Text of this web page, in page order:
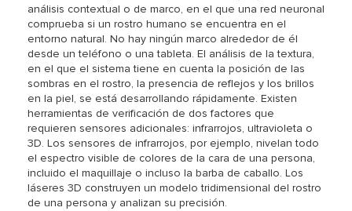
análisis contextual o de marco, en el que una red neuronal
comprueba si un rostro humano se encuentra en el
entorno natural. No hay ningún marco alrededor de él
desde un teléfono o una tableta. El análisis de la textura,
en el que el sistema tiene en cuenta la posición de las
sombras en el rostro, la presencia de reflejos y los brillos
en la piel, se está desarrollando rápidamente. Existen
herramientas de verificación de dos factores que
requieren sensores adicionales: infrarrojos, ultravioleta o
3D. Los sensores de infrarrojos, por ejemplo, nivelan todo
el espectro visible de colores de la cara de una persona,
incluido el maquillaje o incluso la barba de caballo. Los
láseres 3D construyen un modelo tridimensional del rostro
de una persona y analizan su precisión.